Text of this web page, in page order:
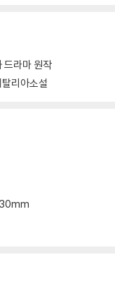
드라마 원작
탈리아소설